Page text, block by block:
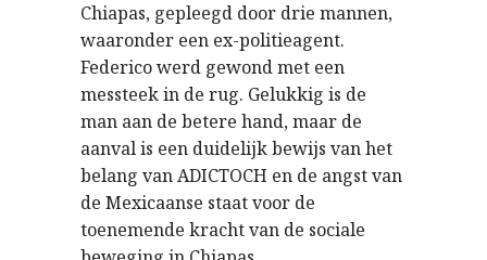
Chiapas, gepleegd door drie mannen,
waaronder een ex-politieagent.
Federico werd gewond met een
messteek in de rug. Gelukkig is de
man aan de betere hand, maar de
aanval is een duidelijk bewijs van het
belang van ADICTOCH en de angst van
de Mexicaanse staat voor de
toenemende kracht van de sociale